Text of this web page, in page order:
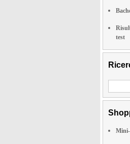
test